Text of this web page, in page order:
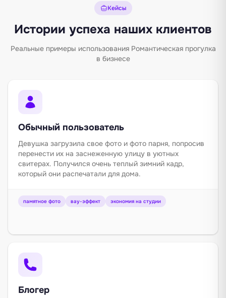
Кейсы
Истории успеха наших клиентов
Реальные примеры использования Романтическая прогулка
в бизнесе
Обычный пользователь
Девушка загрузила свое фото и фото парня, попросив
перенести их на заснеженную улицу в уютных
свитерах. Получился очень теплый зимний кадр,
который они распечатали для дома.
памятное фото вау-эффект экономия на студии
Блогер